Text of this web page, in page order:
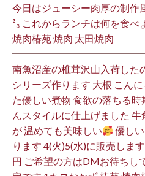
今日はジューシー肉厚の制作
³₃ これからランチは何を食べ
焼肉椿苑 焼肉 太田焼肉
南魚沼産の椎茸沢山入荷した
シリーズ作ります 大根 こん
た優しい煮物 食欲の落ちる
んスタイルに仕上げました
が 温めても美味しい
優し
ります 4(火)5(水)に販売しま
円 ご希望の方はDMお待ちし